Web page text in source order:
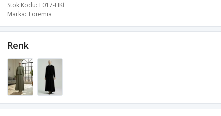
Stok Kodu L017-HKİ
Marka Foremia
Renk